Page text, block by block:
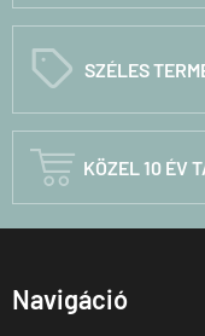
C SZÉLES
 KÖZEL 10 ÉV
Navigáció